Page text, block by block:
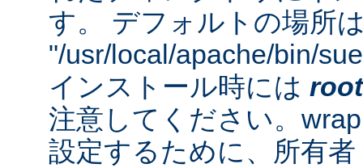
す。 デフォルトの場所
"/usr/local/apache/bin/
インストール時には root
注意してください。
設定するために、所有者